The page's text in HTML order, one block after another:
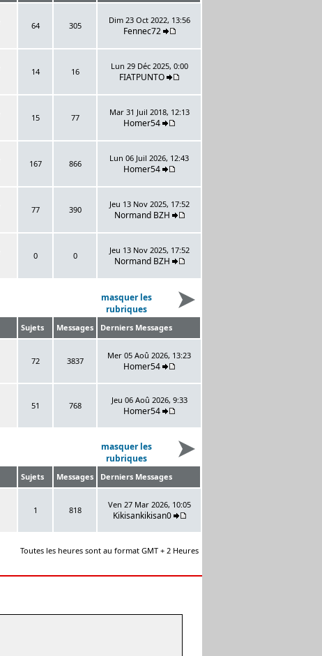
64 305
Dim 23 Oct 2022, 13:56
Fennec72
14 16
Lun 29 Déc 2025, 0:00
FIATPUNTO
15 77
Mar 31 Juil 2018, 12:13
Homer54
167 866
Lun 06 Juil 2026, 12:43
Homer54
77 390
Jeu 13 Nov 2025, 17:52
Normand BZH
0 0
Jeu 13 Nov 2025, 17:52
Normand BZH
masquer les
rubriques
Sujets Messages Derniers Messages
72 3837
Mer 05 Aoû 2026, 13:23
Homer54
51 768
Jeu 06 Aoû 2026, 9:33
Homer54
masquer les
rubriques
Sujets Messages Derniers Messages
1 818
Ven 27 Mar 2026, 10:05
Kikisankikisan0
Toutes les heures sont au format GMT + 2 Heures